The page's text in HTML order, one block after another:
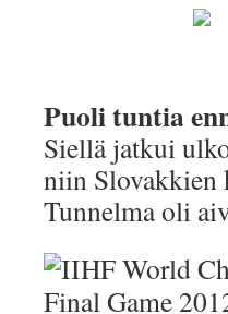
Puoli tuntia
Siellä jatkui
niin Slovakkien
Tunnelma oli